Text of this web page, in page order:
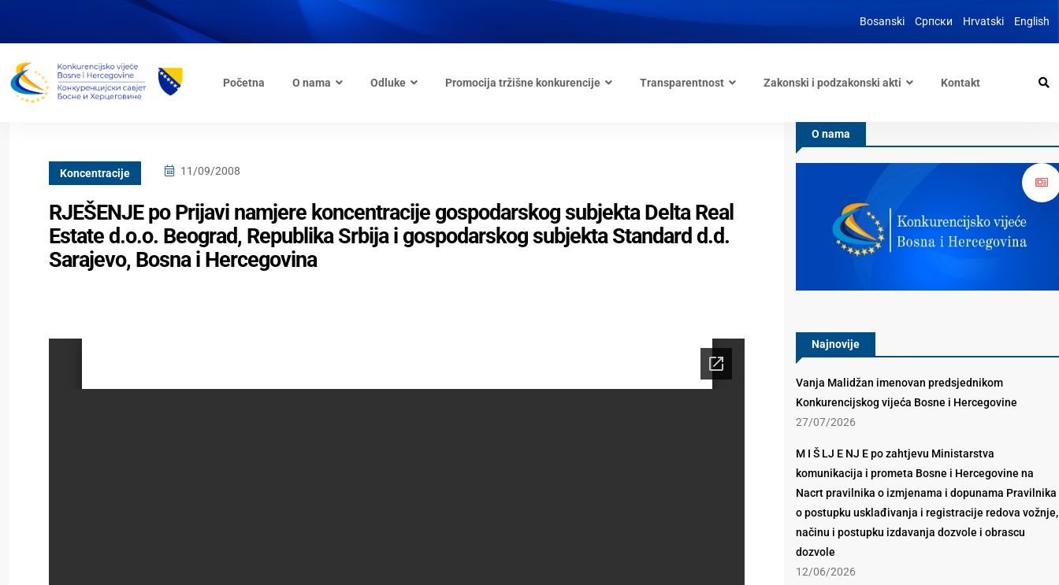
Bosanski Српски Hrvatski English
Početna O nama Odluke Promocija tržišne konkurencije Transparentnost Zakonski i podzakonski akti Kontakt
Koncentracije 11/09/2008
RJEŠENJE po Prijavi namjere koncentracije gospodarskog subjekta Delta Real
Estate d.o.o. Beograd, Republika Srbija i gospodarskog subjekta Standard d.d.
Sarajevo, Bosna i Hercegovina
O nama
Najnovije
Vanja Malidžan imenovan predsjednikom
Konkurencijskog vijeća Bosne i Hercegovine
27/07/2026
M I Š LJ E NJ E po zahtjevu Ministarstva
komunikacija i prometa Bosne i Hercegovine na
Nacrt pravilnika o izmjenama i dopunama Pravilnika
o postupku usklađivanja i registracije redova vožnje,
načinu i postupku izdavanja dozvole i obrascu
dozvole
12/06/2026